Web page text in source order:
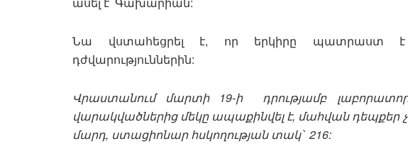
Նա վստահեցրել է, որ երկիրը պատրաստ է
դժվարություններին:
Վրաստանում մարտի19-ի դրությամբ
վարակվածներից մեկը ապաքինվել է, մահվան դեպքեր
մարդ, ստացիոնար հսկողության տակ՝216: